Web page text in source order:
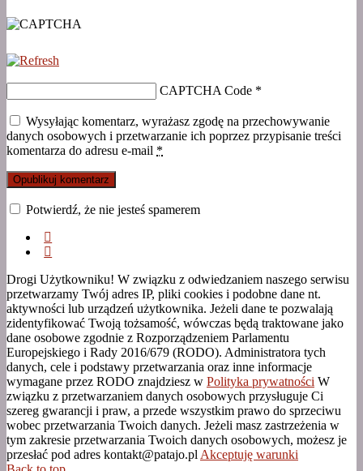
CAPTCHA Code *
Wysyłając komentarz, wyrażasz zgodę na przechowywanie
danych osobowych i przetwarzanie ich poprzez przypisanie treści
komentarza do adresu e-mail *
Potwierdź, że nie jesteś spamerem
Drogi Użytkowniku! W związku z odwiedzaniem naszego serwisu
przetwarzamy Twój adres IP, pliki cookies i podobne dane nt.
aktywności lub urządzeń użytkownika. Jeżeli dane te pozwalają
zidentyfikować Twoją tożsamość, wówczas będą traktowane jako
dane osobowe zgodnie z Rozporządzeniem Parlamentu
Europejskiego i Rady 2016/679 (RODO). Administratora tych
danych, cele i podstawy przetwarzania oraz inne informacje
wymagane przez RODO znajdziesz w Polityka prywatności W
związku z przetwarzaniem danych osobowych przysługuje Ci
szereg gwarancji i praw, a przede wszystkim prawo do sprzeciwu
wobec przetwarzania Twoich danych. Jeżeli masz zastrzeżenia w
tym zakresie przetwarzania Twoich danych osobowych, możesz je
przesłać pod adres kontakt@patajo.pl Akceptuję warunki